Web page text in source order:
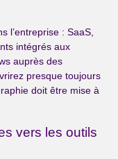
l’entreprise : SaaS,
intégrés aux
auprès des
presque toujours
doit être mise à
vers les outils